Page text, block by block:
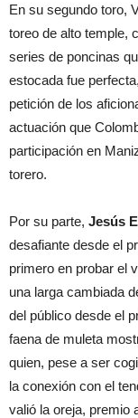
En su segundo toro,
toreo de alto temple,
series de poncinas
estocada fue
petición de los
actuación que
participación en
torero.
Por su parte, Jesús
desafiante desde el
primero en probar el
una larga cambiada
del público desde el
faena de muleta
quien, pese a ser
la conexión con el
valió la oreja, premio